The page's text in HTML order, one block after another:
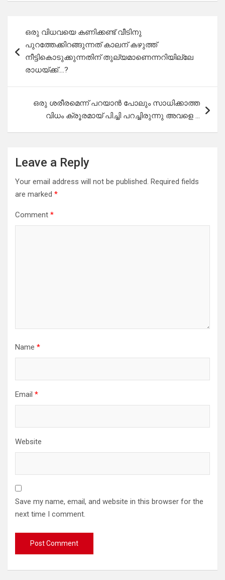
navigation
ഒരു വിധവയെ കണിക്കണ്ട് വീടിനു
പുറത്തേക്കിറങ്ങുന്നത് കാലന് കഴുത്ത്
നീട്ടികൊടുക്കുന്നതിന് തുല്യമാണെന്നറിയില്ലേ
രാധയ്ക്ക്….?
ഒരു ശരീരമെന്ന് പറയാൻ പോലും സാധിക്കാത്ത
വിധം ക്രൂരമായ് പിച്ചി പറച്ചിരുന്നു അവളെ …
Leave a Reply
Your email address will not be published. Required fields
are marked *
Comment *
Name *
Email *
Website
Save my name, email, and website in this browser for the
next time I comment.